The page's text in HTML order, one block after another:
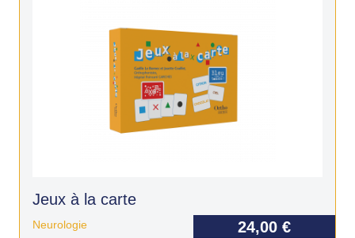
Jeux à la carte
Neurologie 24,00 €